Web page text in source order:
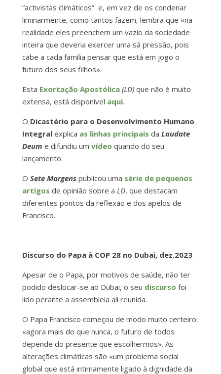
“activistas climáticos” e, em vez de os condenar
liminarmente, como tantos fazem, lembra que «na
realidade eles preenchem um vazio da sociedade
inteira que deveria exercer uma sã pressão, pois
cabe a cada família pensar que está em jogo o
futuro dos seus filhos».
Esta Exortação Apostólica (LD)que não é muito
extensa, está disponível aqui.
O Dicastério para o Desenvolvimento Humano
Integralexplica as linhas principais da Laudate
Deum e difundiu um vídeo quando do seu
lançamento.
O Sete Margenspublicou uma série de pequenos
artigos de opinião sobre a LD, que destacam
diferentes pontos da reflexão e dos apelos de
Francisco.
Discurso do Papa à COP 28 no Dubai, dez.2023
Apesar de o Papa, por motivos de saúde, não ter
podido deslocar-se ao Dubai, o seu discurso foi
lido perante a assembleia ali reunida.
O Papa Francisco começou de modo muito certeiro:
«agora mais do que nunca, o futuro de todos
depende do presente que escolhermos». As
alterações climáticas são «um problema social
global que está intimamente ligado à dignidade da